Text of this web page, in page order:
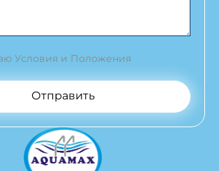
Условия и Положения
Отправить